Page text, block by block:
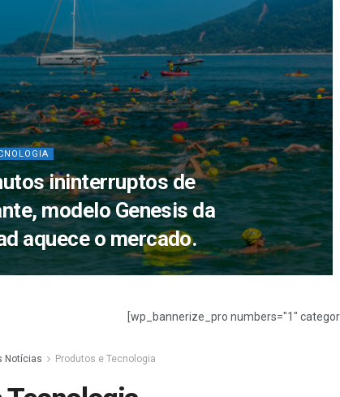
ininterruptos de
modelo Genesis da
aquece o mercado.
[wp_bannerize_pro numbers="1"
Notícias Produtos e Tecnologia